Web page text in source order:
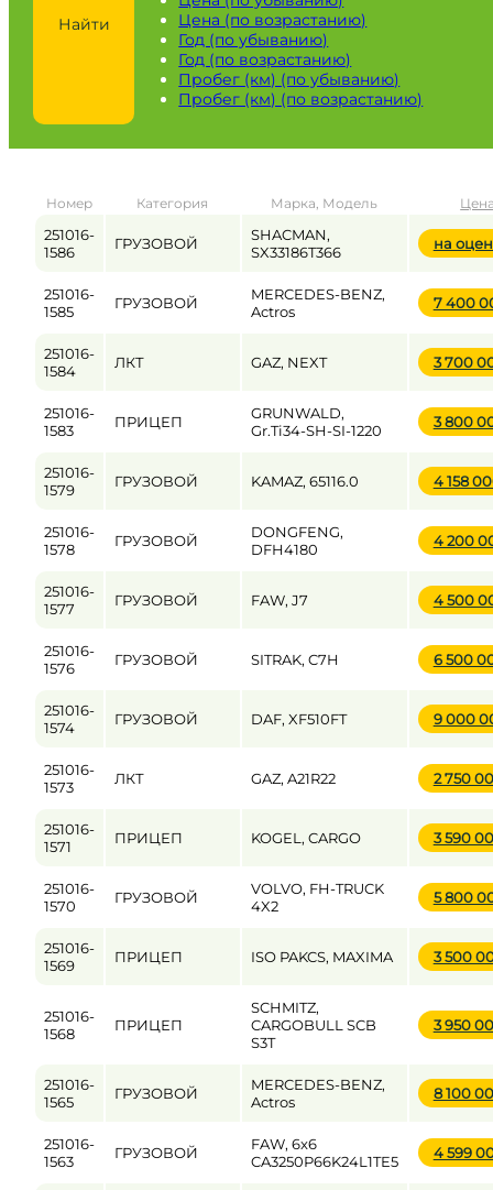
Город / регион
от до
Пробег / Наработка
Цена
Найти
Цена (по возрастанию)
Год (по убыванию)
Год (по возрастанию)
Пробег (км) (по убыванию)
Пробег (км) (по возрастанию)
Номер Категория Марка, Модель
251016-
1586
ГРУЗОВОЙ
SHACMAN,
SX33186T366
на
251016-
1585
ГРУЗОВОЙ
MERCEDES-BENZ,
Actros
7 400
251016-
1584
ЛКТ GAZ, NEXT 3 700
251016-
1583
ПРИЦЕП
GRUNWALD,
Gr.Ti34-SH-SI-1220
3 800
251016-
1579
ГРУЗОВОЙ KAMAZ, 65116.0 4 158
251016-
1578
ГРУЗОВОЙ
DONGFENG,
DFH4180
4 200
251016-
1577
ГРУЗОВОЙ FAW, J7 4 500
251016-
1576
ГРУЗОВОЙ SITRAK, C7H 6 500
251016-
1574
ГРУЗОВОЙ DAF, XF510FT 9 000
251016-
1573
ЛКТ GAZ, A21R22 2 750
251016-
1571
ПРИЦЕП KOGEL, CARGO 3 590
251016-
1570
ГРУЗОВОЙ
VOLVO, FH-TRUCK
4X2
5 800
251016-
1569
ПРИЦЕП ISO PAKCS, MAXIMA 3 500
251016-
1568
ПРИЦЕП
SCHMITZ,
CARGOBULL SCB
S3T
3 950
251016-
1565
ГРУЗОВОЙ
MERCEDES-BENZ,
Actros
8 100
251016-
1563
ГРУЗОВОЙ
FAW, 6x6
CA3250P66K24L1TE5
4 599